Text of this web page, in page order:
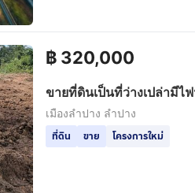
฿ 320,000
ขายที่ดินเป็นที่ว่างเปล่ามีไ
ชุมชนติดถนนลาดยางบ้านไ
อำเภอเมืองเนื้อที่1งานมี6แ
ละ320000 ลำปางส
เมืองลำปาง ลำปาง
ที่ดิน ขาย โครงการใหม่